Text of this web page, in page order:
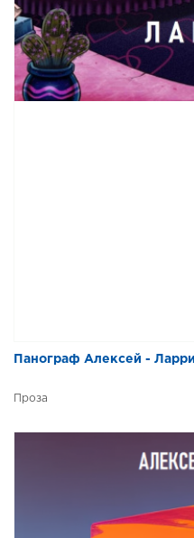
Панограф Алексей - Ларри
Проза